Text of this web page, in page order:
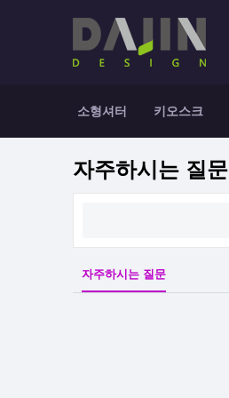
소형셔터 키오스크
자주하시는 질문
자주하시는 질문